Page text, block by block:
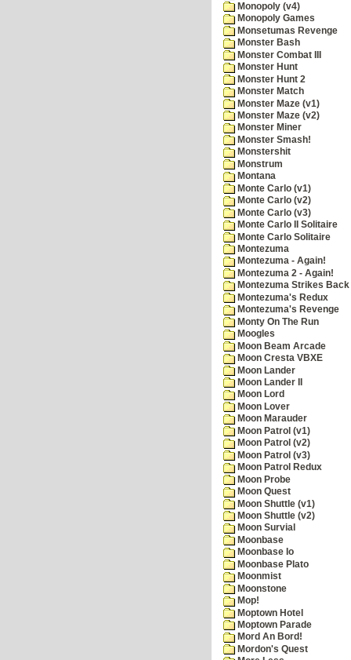
Monopoly (v4)
Monopoly Games
Monsetumas Revenge
Monster Bash
Monster Combat III
Monster Hunt
Monster Hunt 2
Monster Match
Monster Maze (v1)
Monster Maze (v2)
Monster Miner
Monster Smash!
Monstershit
Monstrum
Montana
Monte Carlo (v1)
Monte Carlo (v2)
Monte Carlo (v3)
Monte Carlo II Solitaire
Monte Carlo Solitaire
Montezuma
Montezuma - Again!
Montezuma 2 - Again!
Montezuma Strikes Back
Montezuma's Redux
Montezuma's Revenge
Monty On The Run
Moogles
Moon Beam Arcade
Moon Cresta VBXE
Moon Lander
Moon Lander II
Moon Lord
Moon Lover
Moon Marauder
Moon Patrol (v1)
Moon Patrol (v2)
Moon Patrol (v3)
Moon Patrol Redux
Moon Probe
Moon Quest
Moon Shuttle (v1)
Moon Shuttle (v2)
Moon Survial
Moonbase
Moonbase Io
Moonbase Plato
Moonmist
Moonstone
Mop!
Moptown Hotel
Moptown Parade
Mord An Bord!
Mordon's Quest